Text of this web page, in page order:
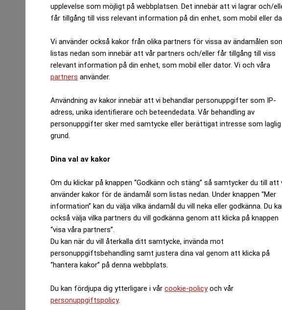
upplevelse som möjligt på webbplatsen. Det innebär att vi lagrar och/
får tillgång till viss relevant information på din enhet, som mobil eller
Vi använder också kakor från olika partners för vissa av ändamålen
listas nedan som innebär att vår partners och/eller får tillgång till viss
relevant information på din enhet, som mobil eller dator. Vi och våra
partners använder.
Användning av kakor innebär att vi behandlar personuppgifter som IP-
adress, unika identifierare och beteendedata. Vår behandling av
personuppgifter sker med samtycke eller berättigat intresse som laglig
grund.
Dina val av kakor
Om du klickar på knappen “Godkänn och stäng” så samtycker du till att
använder kakor för de ändamål som listas nedan. Under knappen “Mer
information” kan du välja vilka ändamål du vill neka eller godkänna. Du
också välja vilka partners du vill godkänna genom att klicka på knappen
“visa våra partners”.
Du kan när du vill återkalla ditt samtycke, invända mot
personuppgiftsbehandling samt justera dina val genom att klicka på
“hantera kakor” på denna webbplats.
Du kan fördjupa dig ytterligare i vår cookie-policyoch vår
personuppgiftspolicy.